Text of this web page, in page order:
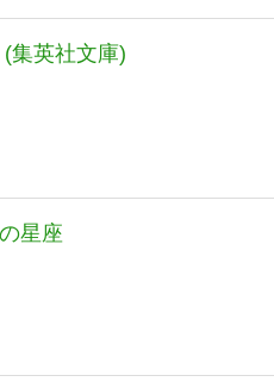
集英社文庫)
星座